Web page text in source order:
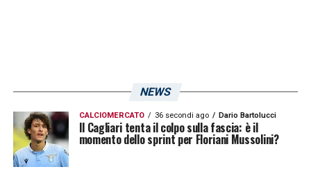
Ilias
6 Kubica Krzysztof
20 La GuminaAntonino
3 Letizia
NEWS
CALCIOMERCATO 36 secondi ago Dario Bartolucci
Il Cagliari tenta il colpo sulla fascia: è il
momento dello sprint per Floriani Mussolini?